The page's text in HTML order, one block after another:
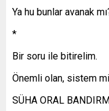
Ya hu bunlar avanak
*
Bir soru ile bitirelim.
Önemli olan, sistem
SÜHA ORAL